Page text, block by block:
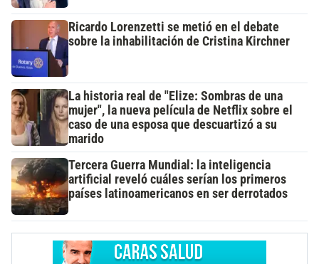
Ricardo Lorenzetti se metió en el debate
sobre la inhabilitación de Cristina Kirchner
La historia real de "Elize: Sombras de una
mujer", la nueva película de Netflix sobre el
caso de una esposa que descuartizó a su
marido
Tercera Guerra Mundial: la inteligencia
artificial reveló cuáles serían los primeros
países latinoamericanos en ser derrotados